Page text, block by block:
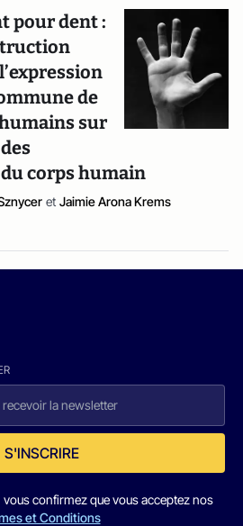
pour dent :
de
sur
corps humain
et Jaimie Arona Krems
S'INSCRIRE
confirmez que vous acceptez nos
et Conditions